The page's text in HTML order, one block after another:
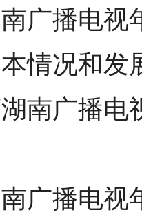
广播电视
情况和发
湖南广播
广播电视